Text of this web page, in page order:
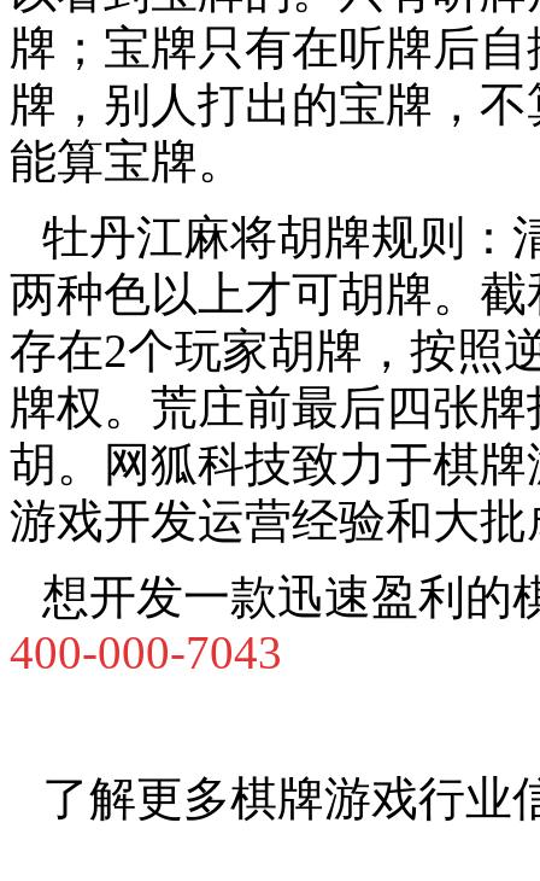
牌；宝牌只有在听牌后
牌，别人打出的宝牌，
能算宝牌。
牡丹江麻将胡牌规则：
两种色以上才可胡牌。
存在2个玩家胡牌，按照
牌权。荒庄前最后四张
胡。
网狐科技致力于棋
游戏开发运营经验和大
想开发一款迅速盈利的
400-000-7043
了解更多棋牌游戏行业